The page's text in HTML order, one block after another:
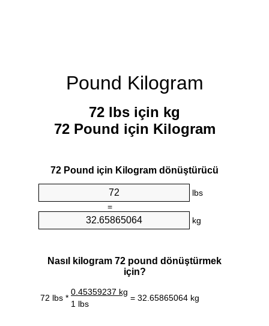
Pound Kilogram
72 lbs için kg
72 Pound için Kilogram
72 Pound için Kilogram dönüştürücü
lbs
=
kg
Nasıl kilogram 72 pound dönüştürmek
için?
72 lbs *
0.45359237 kg
= 32.65865064 kg
1 lbs